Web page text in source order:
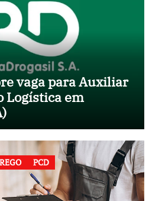
vaga para Auxiliar
Logística em
PCD